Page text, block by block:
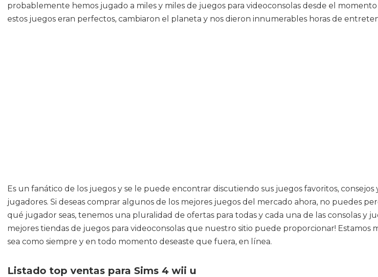
probablemente hemos jugado a miles y miles de juegos para videoconsolas desde el
estos juegos eran perfectos, cambiaron el planeta y nos dieron innumerables horas de
Es un fanático de los juegos y se le puede encontrar discutiendo sus juegos favoritos,
jugadores. Si deseas comprar algunos de los mejores juegos del mercado ahora, no puedes
qué jugador seas, tenemos una pluralidad de ofertas para todas y cada una de las consolas y
mejores tiendas de juegos para videoconsolas que nuestro sitio puede proporcionar!
sea como siempre y en todo momento deseaste que fuera, en línea.
Listado top ventas para Sims 4 wii u